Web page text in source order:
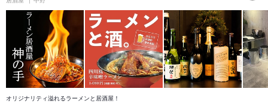
オリジナリティ溢れるラーメンと居酒屋！